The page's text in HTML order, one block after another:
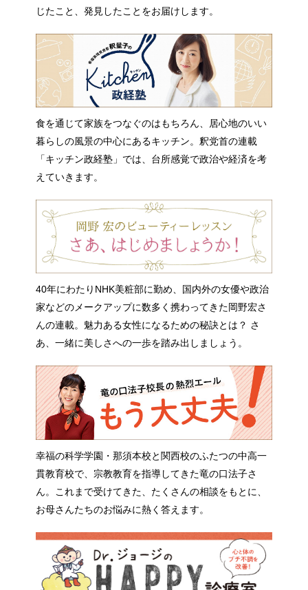
じたこと、発見したことをお届けします。
食を通じて家族をつなぐのはもちろん、居心地のいい
暮らしの風景の中心にあるキッチン。釈党首の連載
「キッチン政経塾」では、台所感覚で政治や経済を考
えていきます。
40年にわたりNHK美粧部に勤め、国内外の女優や政治
家などのメークアップに数多く携わってきた岡野宏さ
んの連載。魅力ある女性になるための秘訣とは？ さ
あ、一緒に美しさへの一歩を踏み出しましょう。
幸福の科学学園・那須本校と関西校のふたつの中高一
貫教育校で、宗教教育を指導してきた竜の口法子さ
ん。これまで受けてきた、たくさんの相談をもとに、
お母さんたちのお悩みに熱く答えます。